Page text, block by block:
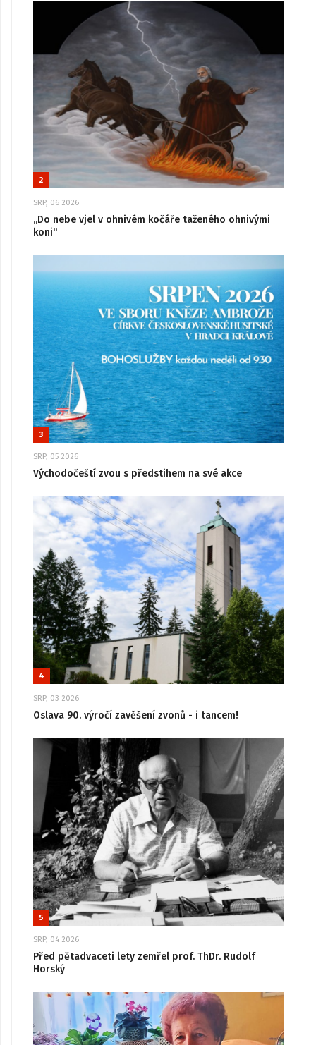
2
SRP, 06 2026
„Do nebe vjel v ohnivém kočáře taženého ohnivými
koni“
3
SRP, 05 2026
Východočeští zvou s předstihem na své akce
4
SRP, 03 2026
Oslava 90. výročí zavěšení zvonů - i tancem!
5
SRP, 04 2026
Před pětadvaceti lety zemřel prof. ThDr. Rudolf
Horský